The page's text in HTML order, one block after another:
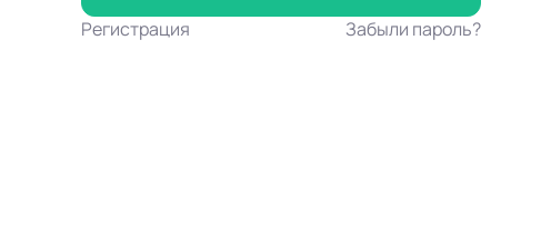
Регистрация Забыли пароль?